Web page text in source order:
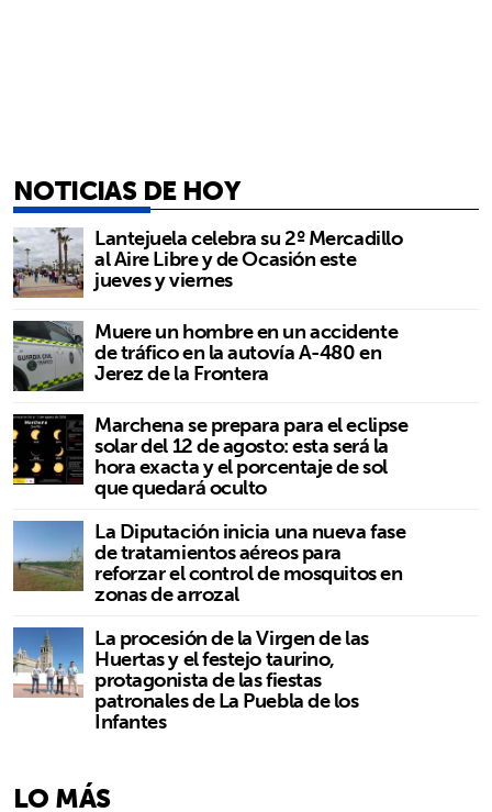
NOTICIAS DE HOY
Lantejuela celebra su 2º Mercadillo
al Aire Libre y de Ocasión este
jueves y viernes
Muere un hombre en un accidente
de tráfico en la autovía A-480 en
Jerez de la Frontera
Marchena se prepara para el eclipse
solar del 12 de agosto: esta será la
hora exacta y el porcentaje de sol
que quedará oculto
La Diputación inicia una nueva fase
de tratamientos aéreos para
reforzar el control de mosquitos en
zonas de arrozal
La procesión de la Virgen de las
Huertas y el festejo taurino,
protagonista de las fiestas
patronales de La Puebla de los
Infantes
LO MÁS